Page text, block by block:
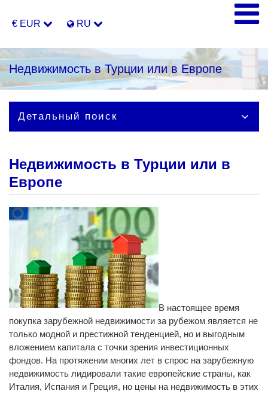
€ EUR RU
Недвижимость в Турции или в Европе
Детальный поиск
Недвижимость в Турции или в
Европе
В настоящее время
покупка зарубежной недвижимости за рубежом является не
только модной и престижной тенденцией, но и выгодным
вложением капитала с точки зрения инвестиционных
фондов. На протяжении многих лет в спрос на зарубежную
недвижимость лидировали такие европейские страны, как
Италия, Испания и Греция, но цены на недвижимость в этих